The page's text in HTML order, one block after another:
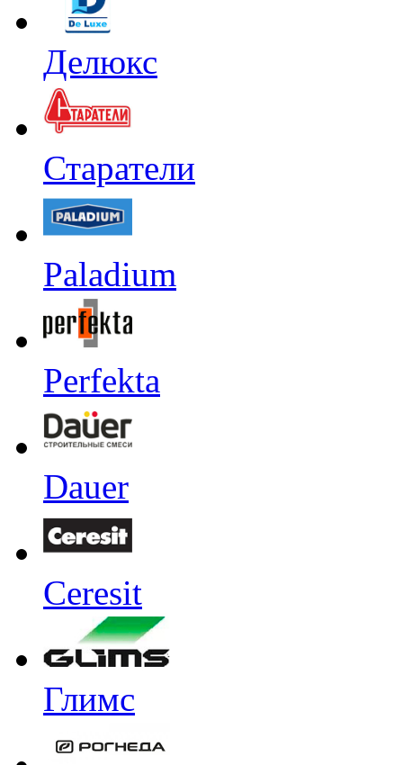
Делюкс
Старатели
Paladium
Perfekta
Dauer
Ceresit
Глимс